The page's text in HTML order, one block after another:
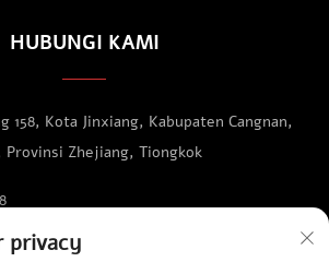
HUBUNGI KAMI
158, Kota Jinxiang, Kabupaten Cangnan,
Provinsi Zhejiang, Tiongkok
privacy